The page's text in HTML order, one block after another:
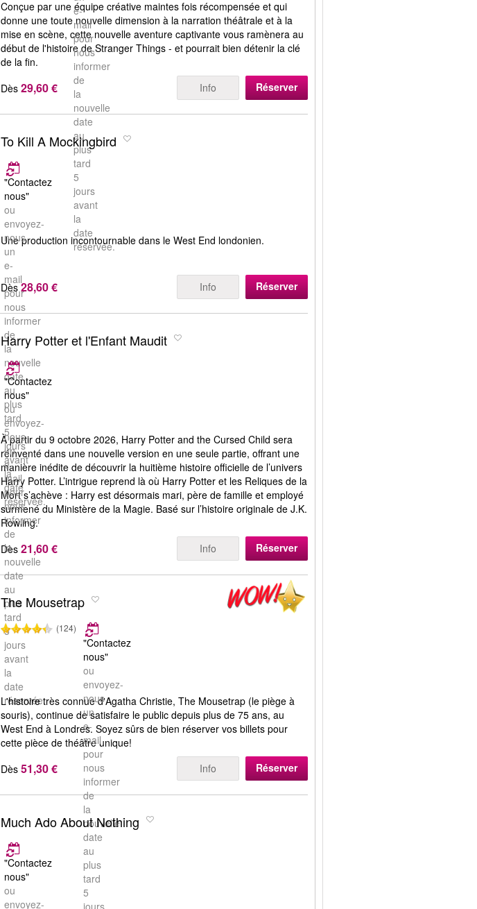
e-
mail
pour
nous
informer
de
la
nouvelle
date
au
plus
tard
5
jours
avant
la
date
réservée.
Conçue par une équipe créative maintes fois récompensée et qui
donne une toute nouvelle dimension à la narration théâtrale et à la
mise en scène, cette nouvelle aventure captivante vous ramènera au
début de l'histoire de Stranger Things - et pourrait bien détenir la clé
de la fin.
Dès 29,60 € Info Réserver
To Kill A Mockingbird
"Contactez
nous"
ou
envoyez-
nous
un
e-
mail
pour
nous
informer
de
la
nouvelle
date
au
plus
tard
5
jours
avant
la
date
réservée.
Une production incontournable dans le West End londonien.
Dès 28,60 € Info Réserver
Harry Potter et l'Enfant Maudit
"Contactez
nous"
ou
envoyez-
nous
un
e-
mail
pour
nous
informer
de
la
nouvelle
date
au
plus
tard
5
jours
avant
la
date
réservée.
À partir du 9 octobre 2026, Harry Potter and the Cursed Child sera
réinventé dans une nouvelle version en une seule partie, offrant une
manière inédite de découvrir la huitième histoire officielle de l’univers
Harry Potter. L’intrigue reprend là où Harry Potter et les Reliques de la
Mort s’achève : Harry est désormais mari, père de famille et employé
surmené du Ministère de la Magie. Basé sur l’histoire originale de J.K.
Rowling.
Dès 21,60 € Info Réserver
The Mousetrap
(124)
"Contactez
nous"
ou
envoyez-
nous
un
e-
mail
pour
nous
informer
de
la
nouvelle
date
au
plus
tard
5
jours
L'histoire très connue d'Agatha Christie, The Mousetrap (le piège à
souris), continue de satisfaire le public depuis plus de 75 ans, au
West End à Londres. Soyez sûrs de bien réserver vos billets pour
cette pièce de théâtre unique!
Dès 51,30 € Info Réserver
Much Ado About Nothing
"Contactez
nous"
ou
envoyez-